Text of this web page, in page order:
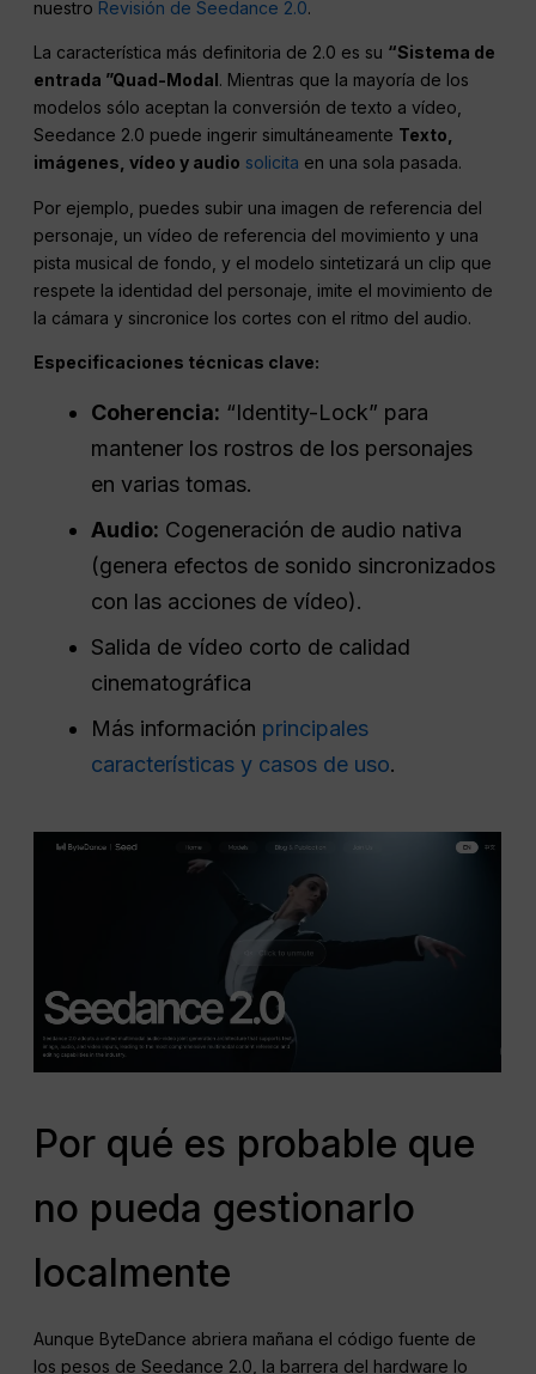
nuestro Revisión de Seedance 2.0.
La característica más definitoria de 2.0 es su “Sistema de
entrada ”Quad-Modal. Mientras que la mayoría de los
modelos sólo aceptan la conversión de texto a vídeo,
Seedance 2.0 puede ingerir simultáneamente Texto,
imágenes, vídeo y audio solicita en una sola pasada.
Por ejemplo, puedes subir una imagen de referencia del
personaje, un vídeo de referencia del movimiento y una
pista musical de fondo, y el modelo sintetizará un clip que
respete la identidad del personaje, imite el movimiento de
la cámara y sincronice los cortes con el ritmo del audio.
Especificaciones técnicas clave:
Coherencia: “Identity-Lock” para
mantener los rostros de los personajes
en varias tomas.
Audio: Cogeneración de audio nativa
(genera efectos de sonido sincronizados
con las acciones de vídeo).
Salida de vídeo corto de calidad
cinematográfica
Más información principales
características y casos de uso.
Por qué es probable que
no pueda gestionarlo
localmente
Aunque ByteDance abriera mañana el código fuente de
los pesos de Seedance 2.0, la barrera del hardware lo